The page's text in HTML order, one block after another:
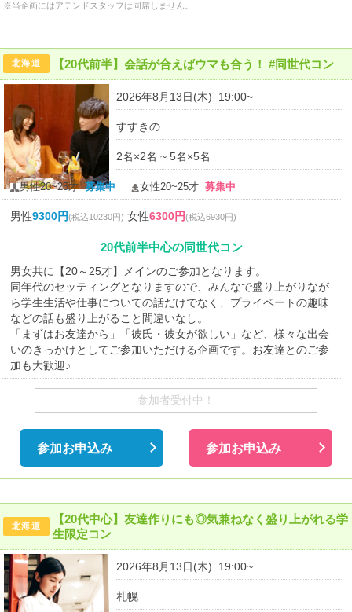
※当企画にはアテンドスタッフは同席しません。
北海道 【20代前半】会話が合えばウマも合う！ #同世代コン
2026年8月13日(木) 19:00~
すすきの
2名×2名 ~ 5名×5名
男性20~25才募集中 女性20~25才募集中
男性9300円(税込10230円) 女性6300円(税込6930円)
20代前半中心の同世代コン
男女共に【20～25才】メインのご参加となります。
同年代のセッティングとなりますので、みんなで盛り上がりなが
ら学生生活や仕事についての話だけでなく、プライベートの趣味
などの話も盛り上がること間違いなし。
「まずはお友達から」「彼氏・彼女が欲しい」など、様々な出会
いのきっかけとしてご参加いただける企画です。お友達とのご参
加も大歓迎♪
参加者受付中！
参加お申込み 参加お申込み
北海道
【20代中心】友達作りにも◎気兼ねなく盛り上がれる学
生限定コン
2026年8月13日(木) 19:00~
札幌